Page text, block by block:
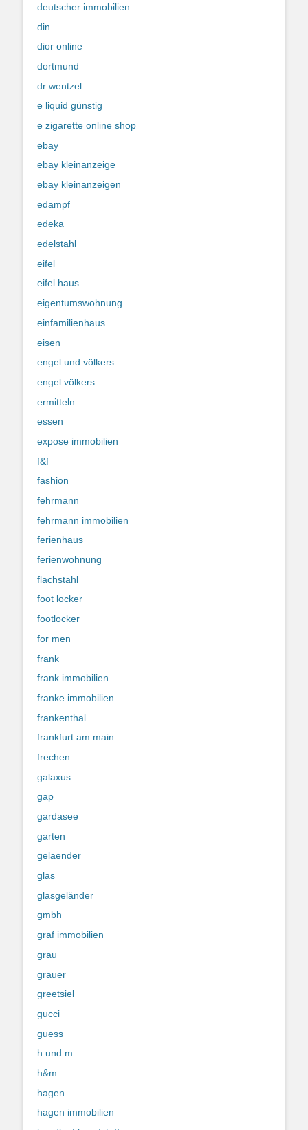
deutscher immobilien
din
dior online
dortmund
dr wentzel
e liquid günstig
e zigarette online shop
ebay
ebay kleinanzeige
ebay kleinanzeigen
edampf
edeka
edelstahl
eifel
eifel haus
eigentumswohnung
einfamilienhaus
eisen
engel und völkers
engel völkers
ermitteln
essen
expose immobilien
f&f
fashion
fehrmann
fehrmann immobilien
ferienhaus
ferienwohnung
flachstahl
foot locker
footlocker
for men
frank
frank immobilien
franke immobilien
frankenthal
frankfurt am main
frechen
galaxus
gap
gardasee
garten
gelaender
glas
glasgeländer
gmbh
graf immobilien
grau
grauer
greetsiel
gucci
guess
h und m
h&m
hagen
hagen immobilien